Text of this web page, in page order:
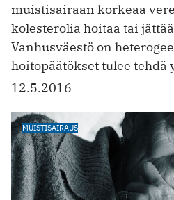
muistisairaan korkeaa
kolesterolia hoitaa tai
Vanhusväestö on
hoitopäätökset tulee tehdä
12.5.2016
MUISTISAIRAUS